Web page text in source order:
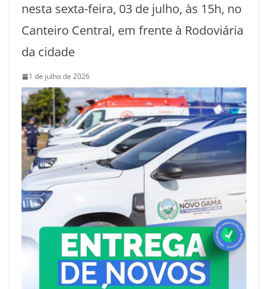
nesta sexta-feira, 03 de julho, às 15h, no
Canteiro Central, em frente à Rodoviária
da cidade
1 de julho de 2026